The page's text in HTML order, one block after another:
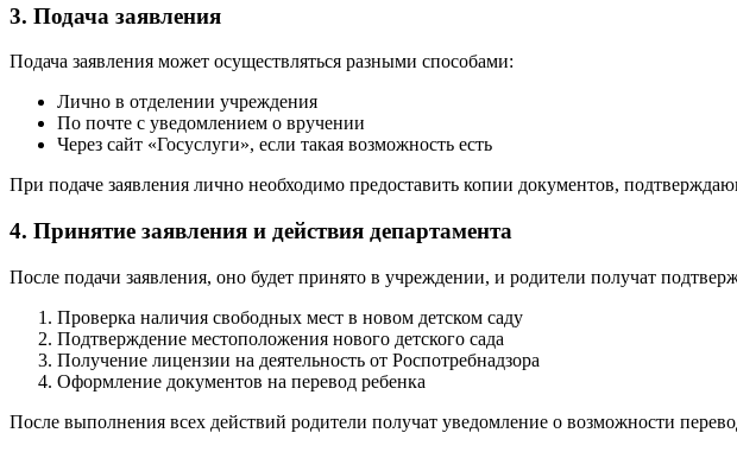
3. Подача заявления
Подача заявления может осуществляться разными способами:
Лично в отделении учреждения
По почте с уведомлением о вручении
Через сайт «Госуслуги», если такая возможность есть
При подаче заявления лично необходимо предоставить копии документов,
4. Принятие заявления и действия департамента
После подачи заявления, оно будет принято в учреждении, и родители получат
Проверка наличия свободных мест в новом детском саду
Подтверждение местоположения нового детского сада
Получение лицензии на деятельность от Роспотребнадзора
Оформление документов на перевод ребенка
После выполнения всех действий родители получат уведомление о возможности